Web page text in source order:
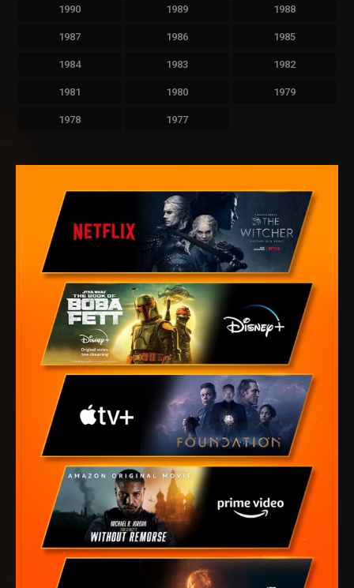
1990 1989 1988
1987 1986 1985
1984 1983 1982
1981 1980 1979
1978 1977